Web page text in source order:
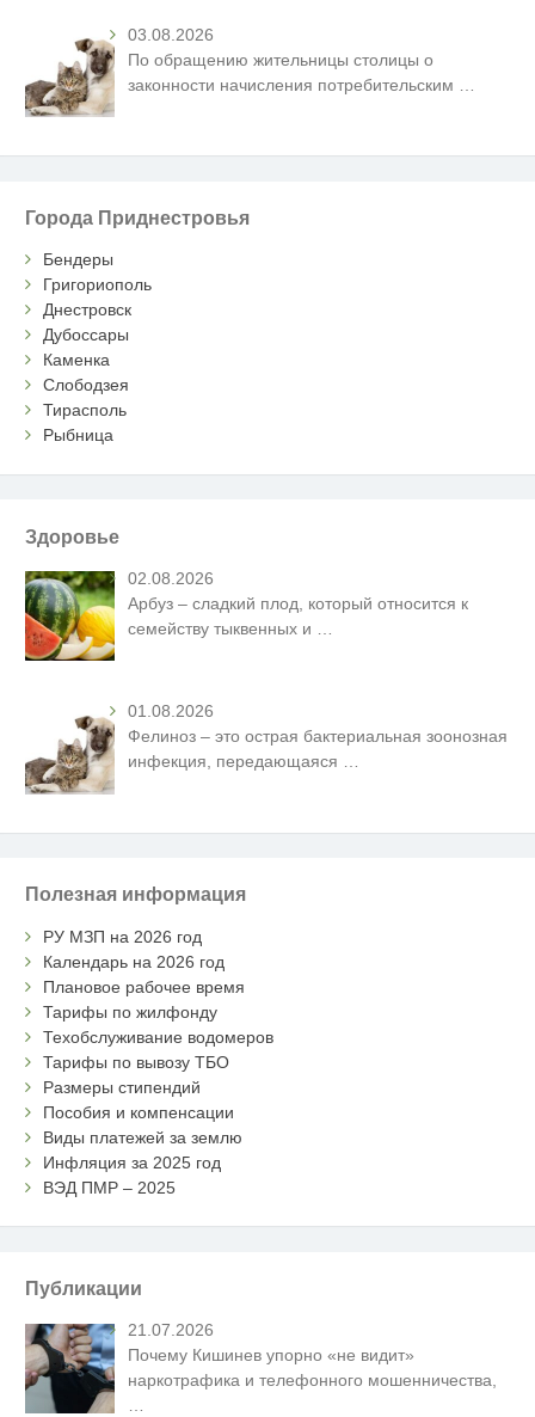
03.08.2026
По обращению жительницы столицы о
законности начисления потребительским
Города Приднестровья
Бендеры
Григориополь
Днестровск
Дубоссары
Каменка
Слободзея
Тирасполь
Рыбница
Здоровье
02.08.2026
Арбуз – сладкий плод, который относится к
семейству тыквенных и
01.08.2026
Фелиноз – это острая бактериальная зоонозная
инфекция, передающаяся …
Полезная информация
РУ МЗП на 2026 год
Календарь на 2026 год
Плановое рабочее время
Тарифы по жилфонду
Техобслуживание водомеров
Тарифы по вывозу ТБО
Размеры стипендий
Пособия и компенсации
Виды платежей за землю
Инфляция за 2025 год
ВЭД ПМР – 2025
Публикации
21.07.2026
Почему Кишинев упорно «не видит»
наркотрафика и телефонного мошенничества,
…